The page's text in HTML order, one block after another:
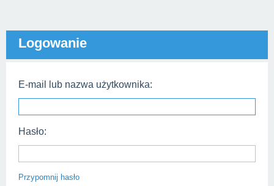
Logowanie
E-mail lub nazwa użytkownika:
Hasło:
Przypomnij hasło